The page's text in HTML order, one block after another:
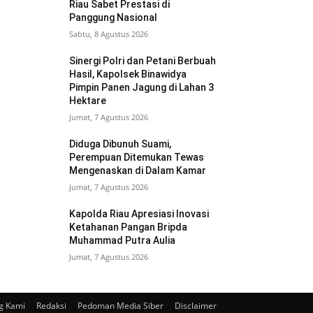
Riau Sabet Prestasi di
Panggung Nasional
Sabtu, 8 Agustus 2026
Sinergi Polri dan Petani Berbuah
Hasil, Kapolsek Binawidya
Pimpin Panen Jagung di Lahan 3
Hektare
Jumat, 7 Agustus 2026
Diduga Dibunuh Suami,
Perempuan Ditemukan Tewas
Mengenaskan di Dalam Kamar
Jumat, 7 Agustus 2026
Kapolda Riau Apresiasi Inovasi
Ketahanan Pangan Bripda
Muhammad Putra Aulia
Jumat, 7 Agustus 2026
Kami Redaksi Pedoman Media Siber Disclaimer